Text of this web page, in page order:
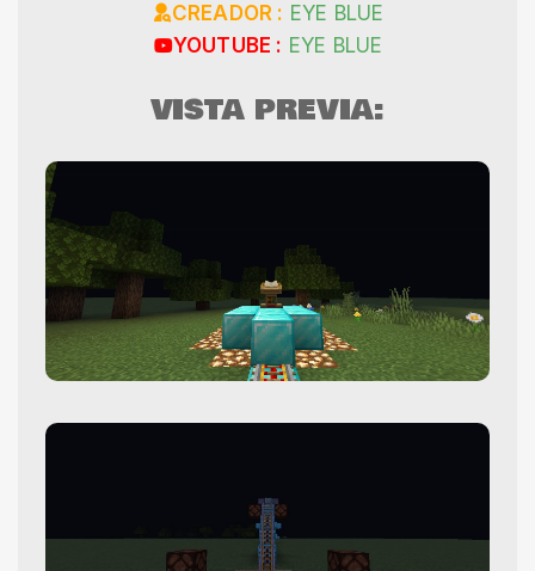
CREADOR : EYE BLUE
YOUTUBE : EYE BLUE
VISTA PREVIA: